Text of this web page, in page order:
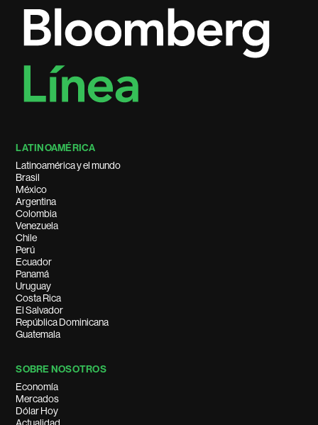
LATINOAMÉRICA
Latinoamérica y el mundo
Brasil
México
Argentina
Colombia
Venezuela
Chile
Perú
Ecuador
Panamá
Uruguay
Costa Rica
El Salvador
República Dominicana
Guatemala
SOBRE NOSOTROS
Economía
Mercados
Dólar Hoy